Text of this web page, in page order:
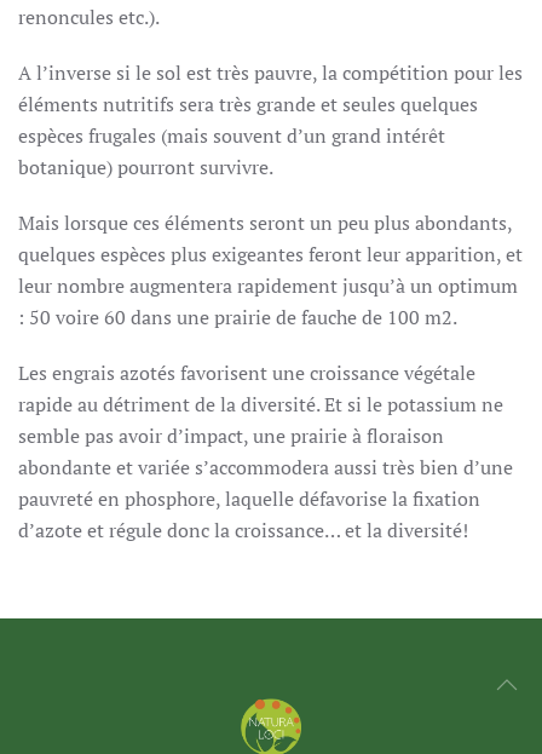
renoncules etc.).
A l’inverse si le sol est très pauvre, la compétition pour les
éléments nutritifs sera très grande et seules quelques
espèces frugales (mais souvent d’un grand intérêt
botanique) pourront survivre.
Mais lorsque ces éléments seront un peu plus abondants,
quelques espèces plus exigeantes feront leur apparition, et
leur nombre augmentera rapidement jusqu’à un optimum
: 50 voire 60 dans une prairie de fauche de 100 m2.
Les engrais azotés favorisent une croissance végétale
rapide au détriment de la diversité. Et si le potassium ne
semble pas avoir d’impact, une prairie à floraison
abondante et variée s’accommodera aussi très bien d’une
pauvreté en phosphore, laquelle défavorise la fixation
d’azote et régule donc la croissance… et la diversité!